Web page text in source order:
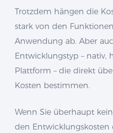
Trotzdem hängen die
stark von den
Anwendung ab. Aber
Entwicklungstyp – nativ,
Plattform – die direkt
Kosten bestimmen.
Wenn Sie überhaupt
den Entwicklungskosten